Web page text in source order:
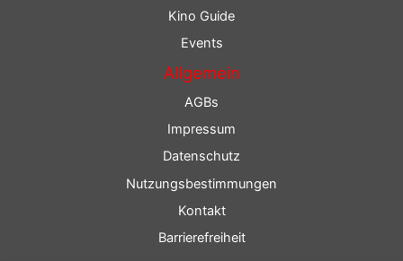
Kino Guide
Events
Allgemein
AGBs
Impressum
Datenschutz
Nutzungsbestimmungen
Kontakt
Barrierefreiheit